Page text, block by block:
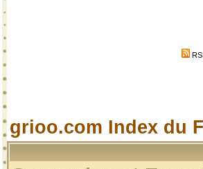
grioo.com Index du